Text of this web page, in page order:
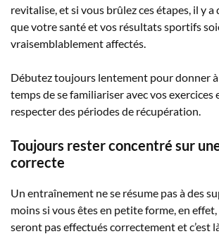
revitalise, et si vous brûlez ces étapes, il y a
que votre santé et vos résultats sportifs
vraisemblablement affectés.
Débutez toujours lentement pour donner
temps de se familiariser avec vos exercices
respecter des périodes de récupération.
Toujours rester concentré sur
correcte
Un entraînement ne se résume pas à des
moins si vous êtes en petite forme, en effet,
seront pas effectués correctement et c’est